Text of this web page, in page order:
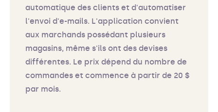
automatique des clients et d'automatiser
l'envoi d'e-mails. L'application convient
aux marchands possédant plusieurs
magasins, même s'ils ont des devises
différentes. Le prix dépend du nombre de
commandes et commence à partir de 20 $
par mois.